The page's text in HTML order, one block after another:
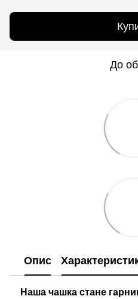
До
Опис
Наша чашка стане